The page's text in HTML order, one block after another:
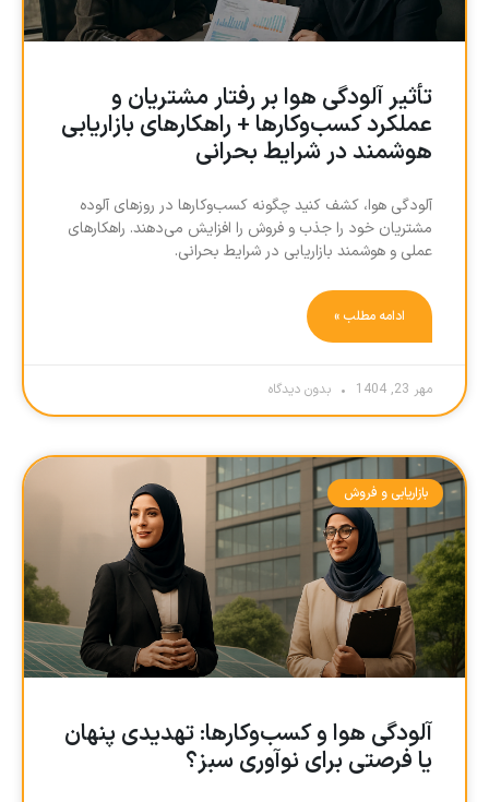
تأثیر آلودگی هوا بر رفتار مشتریان و
عملکرد کسب‌و‌کارها + راهکارهای بازاریابی
هوشمند در شرایط بحرانی
آلودگی هوا، کشف کنید چگونه کسب‌و‌کارها در روزهای آلوده
مشتریان خود را جذب و فروش را افزایش می‌دهند. راهکارهای
عملی و هوشمند بازاریابی در شرایط بحرانی.
ادامه مطلب »
مهر 23, 1404 بدون دیدگاه
بازاریابی و فروش
آلودگی هوا و کسب‌وکارها: تهدیدی پنهان
یا فرصتی برای نوآوری سبز؟